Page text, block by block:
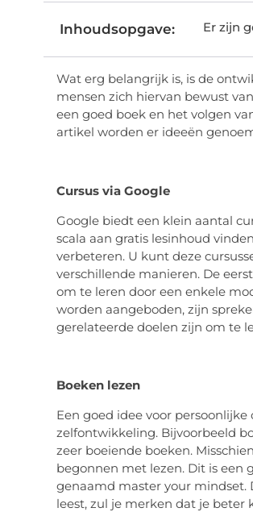
Inhoudsopgave: Er zijn
Wat erg belangrijk is, is de
mensen zich hiervan bewust
een goed boek en het volgen
artikel worden er ideeën
Cursus via Google
Google biedt een klein aantal
scala aan gratis lesinhoud
verbeteren. U kunt deze
verschillende manieren. De
om te leren door een enkele
worden aangeboden, zijn
gerelateerde doelen zijn om te
Boeken lezen
Een goed idee voor
zelfontwikkeling. Bijvoorbeeld
zeer boeiende boeken.
begonnen met lezen. Dit is een
genaamd master your mindset.
leest, zul je merken dat je